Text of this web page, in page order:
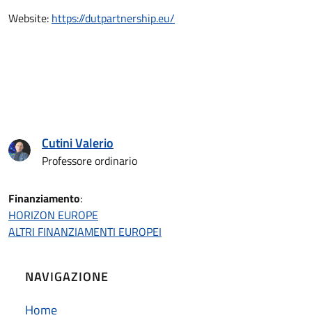
Website: https://dutpartnership.eu/
Cutini Valerio
Professore ordinario
Finanziamento:
HORIZON EUROPE
ALTRI FINANZIAMENTI EUROPEI
NAVIGAZIONE
Home